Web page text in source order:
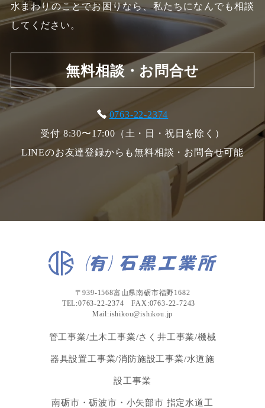
水まわりのことでお困りなら、私たちになんでも相談
してください。
無料相談・お問合せ
0763-22-2374
受付 8:30〜17:00（土・日・祝日を除く）
LINEのお友達登録からも無料相談・お問合せ可能
〒939-1568富山県南砺市福野1682
TEL:0763-22-2374 FAX:0763-22-7243
Mail:ishikou@ishikou.jp
管工事業/土木工事業/さく井工事業/機械
器具設置工事業/消防施設工事業/水道施
設工事業
南砺市・砺波市・小矢部市 指定水道工